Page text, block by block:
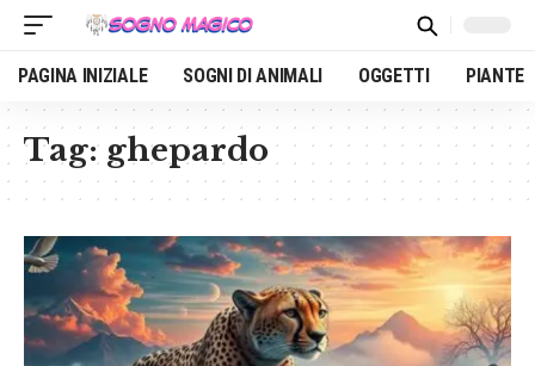
PAGINA INIZIALE SOGNI DI ANIMALI OGGETTI PIANTE
Tag: ghepardo